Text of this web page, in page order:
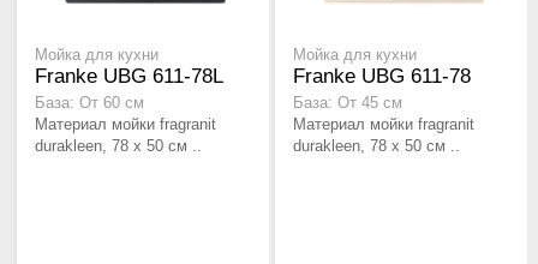
Мойка для кухни
Franke UBG 611-78L
База: От 60 см
Материал мойки fragranit
durakleen, 78 x 50 см ..
Мойка для кухни
Franke UBG 611-78
База: От 45 см
Материал мойки fragranit
durakleen, 78 x 50 см ..